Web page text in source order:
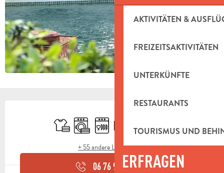
AKTIVITÄTEN &
FREIZEITSAKTIVITÄTEN
UNTERKÜNFTE
RESTAURANTS
TOURISMUS UND
ERFRAGEN
ÖFFNUNGSZEITEN &
Bettwäsche und Laken
Waschmaschine
Geschirrspülmaschine
Fernsehen
+ 55 andere Leistung(en)
06 76 92 27▒▒